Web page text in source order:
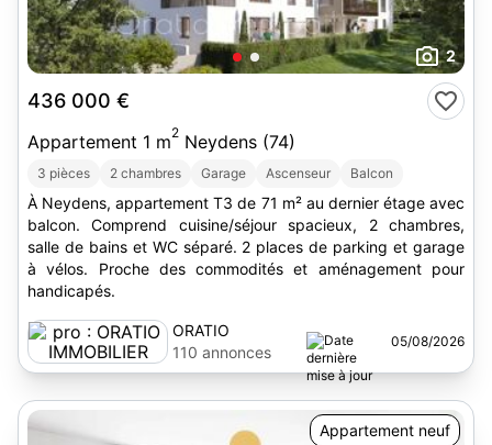
2
436 000 €
Appartement 1 m2 Neydens (74)
3 pièces 2 chambres Garage Ascenseur Balcon
À Neydens, appartement T3 de 71 m² au dernier étage avec
balcon. Comprend cuisine/séjour spacieux, 2 chambres,
salle de bains et WC séparé. 2 places de parking et garage
à vélos. Proche des commodités et aménagement pour
handicapés.
ORATIO
IMMOBILIER
110 annonces
05/08/2026
Appartement neuf